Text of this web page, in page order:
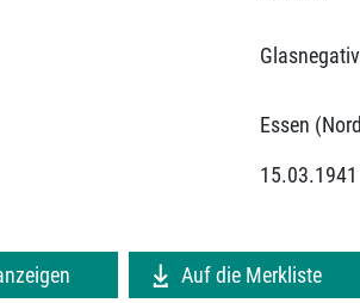
Glasnegativ
Essen
15.03.1941
Auf die Merkliste